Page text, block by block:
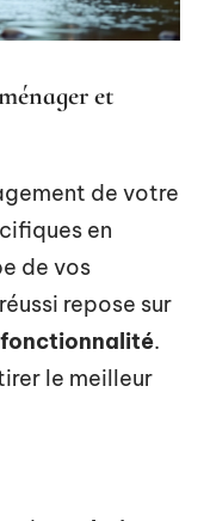
et
de votre
en
de vos
repose sur
.
le meilleur